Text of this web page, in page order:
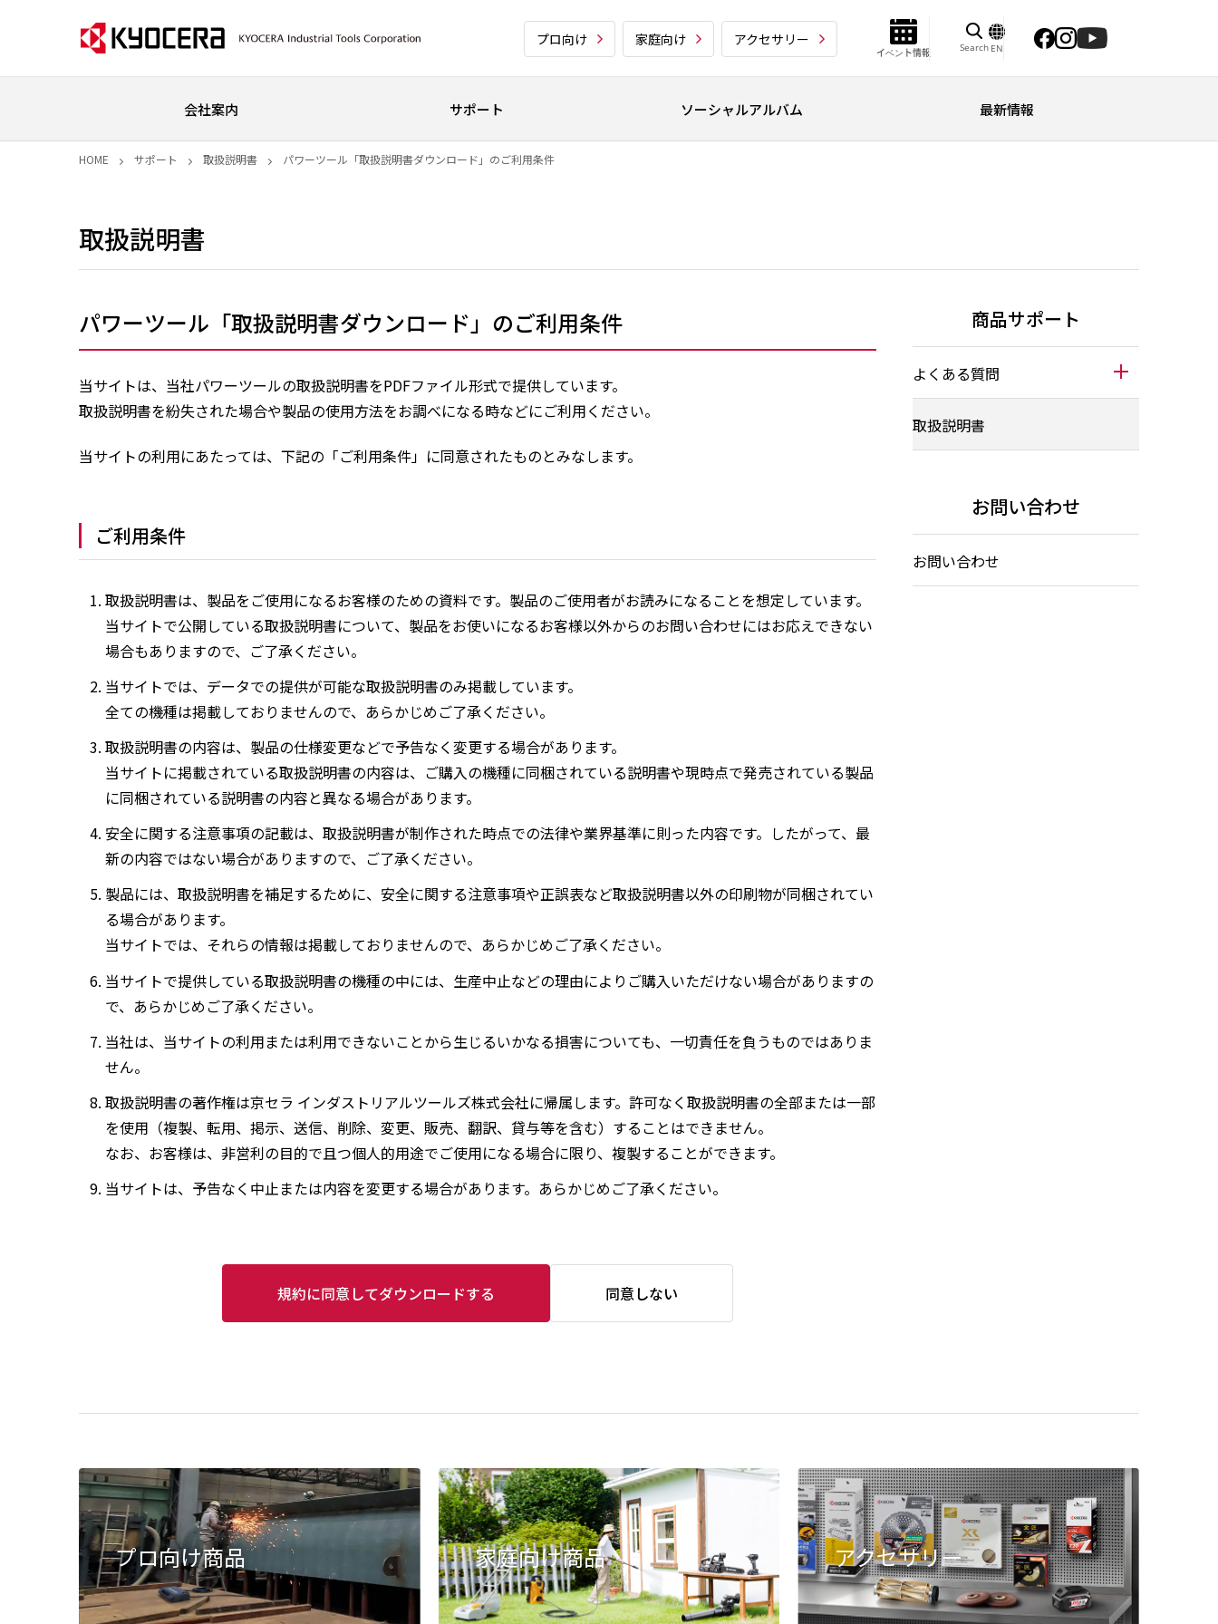
プロ向け 家庭向け アクセサリー
イベント情報 Search EN
会社案内 サポート ソーシャルアルバム 最新情報
HOME サポート 取扱説明書 パワーツール「取扱説明書ダウンロード」のご利用条件
取扱説明書
パワーツール「取扱説明書ダウンロード」のご利用条件
当サイトは、当社パワーツールの取扱説明書をPDFファイル形式で提供しています。
取扱説明書を紛失された場合や製品の使用方法をお調べになる時などにご利用ください。
当サイトの利用にあたっては、下記の「ご利用条件」に同意されたものとみなします。
ご利用条件
取扱説明書は、製品をご使用になるお客様のための資料です。製品のご使用者がお読みになることを想定しています。
当サイトで公開している取扱説明書について、製品をお使いになるお客様以外からのお問い合わせにはお応えできない
場合もありますので、ご了承ください。
当サイトでは、データでの提供が可能な取扱説明書のみ掲載しています。
全ての機種は掲載しておりませんので、あらかじめご了承ください。
取扱説明書の内容は、製品の仕様変更などで予告なく変更する場合があります。
当サイトに掲載されている取扱説明書の内容は、ご購入の機種に同梱されている説明書や現時点で発売されている製品
に同梱されている説明書の内容と異なる場合があります。
安全に関する注意事項の記載は、取扱説明書が制作された時点での法律や業界基準に則った内容です。したがって、最
新の内容ではない場合がありますので、ご了承ください。
製品には、取扱説明書を補足するために、安全に関する注意事項や正誤表など取扱説明書以外の印刷物が同梱されてい
る場合があります。
当サイトでは、それらの情報は掲載しておりませんので、あらかじめご了承ください。
当サイトで提供している取扱説明書の機種の中には、生産中止などの理由によりご購入いただけない場合がありますの
で、あらかじめご了承ください。
当社は、当サイトの利用または利用できないことから生じるいかなる損害についても、一切責任を負うものではありま
せん。
取扱説明書の著作権は京セラ インダストリアルツールズ株式会社に帰属します。許可なく取扱説明書の全部または一部
を使用（複製、転用、掲示、送信、削除、変更、販売、翻訳、貸与等を含む）することはできません。
なお、お客様は、非営利の目的で且つ個人的用途でご使用になる場合に限り、複製することができます。
当サイトは、予告なく中止または内容を変更する場合があります。あらかじめご了承ください。
規約に同意してダウンロードする 同意しない
商品サポート
よくある質問
取扱説明書
お問い合わせ
お問い合わせ
プロ向け商品 家庭向け商品 アクセサリー